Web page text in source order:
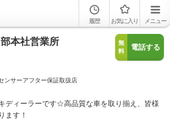
履歴 お気に入り メニュー
本社営業所
無
料
電話する
ンサーアフター保証取扱店
ディーラーです☆高品質な車を取り揃え、皆様
ます！